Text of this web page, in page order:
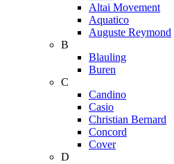
Altai Movement
Aquatico
Auguste Reymond
B
Blauling
Buren
C
Candino
Casio
Christian Bernard
Concord
Cover
D